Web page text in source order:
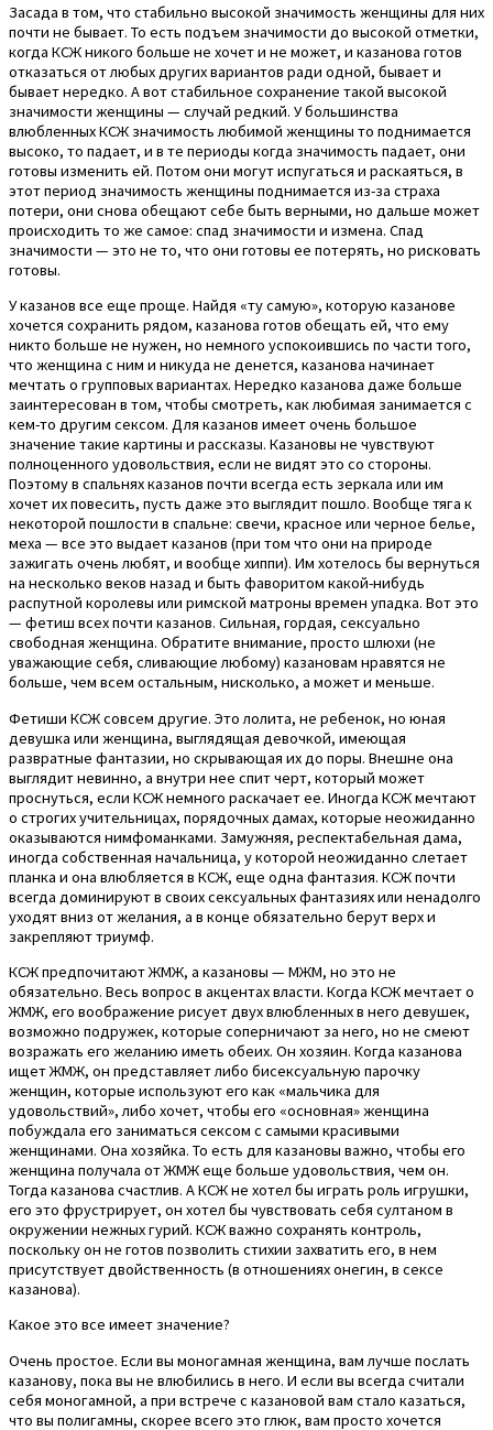
Засада в том, что стабильно высокой значимость женщины для них
почти не бывает. То есть подъем значимости до высокой отметки,
когда КСЖ никого больше не хочет и не может, и казанова готов
отказаться от любых других вариантов ради одной, бывает и
бывает нередко. А вот стабильное сохранение такой высокой
значимости женщины — случай редкий. У большинства
влюбленных КСЖ значимость любимой женщины то поднимается
высоко, то падает, и в те периоды когда значимость падает, они
готовы изменить ей. Потом они могут испугаться и раскаяться, в
этот период значимость женщины поднимается из-за страха
потери, они снова обещают себе быть верными, но дальше может
происходить то же самое: спад значимости и измена. Спад
значимости — это не то, что они готовы ее потерять, но рисковать
готовы.
У казанов все еще проще. Найдя «ту самую», которую казанове
хочется сохранить рядом, казанова готов обещать ей, что ему
никто больше не нужен, но немного успокоившись по части того,
что женщина с ним и никуда не денется, казанова начинает
мечтать о групповых вариантах. Нередко казанова даже больше
заинтересован в том, чтобы смотреть, как любимая занимается с
кем-то другим сексом. Для казанов имеет очень большое
значение такие картины и рассказы. Казановы не чувствуют
полноценного удовольствия, если не видят это со стороны.
Поэтому в спальнях казанов почти всегда есть зеркала или им
хочет их повесить, пусть даже это выглядит пошло. Вообще тяга к
некоторой пошлости в спальне: свечи, красное или черное белье,
меха — все это выдает казанов (при том что они на природе
зажигать очень любят, и вообще хиппи). Им хотелось бы вернуться
на несколько веков назад и быть фаворитом какой-нибудь
распутной королевы или римской матроны времен упадка. Вот это
— фетиш всех почти казанов. Сильная, гордая, сексуально
свободная женщина. Обратите внимание, просто шлюхи (не
уважающие себя, сливающие любому) казановам нравятся не
больше, чем всем остальным, нисколько, а может и меньше.
Фетиши КСЖ совсем другие. Это лолита, не ребенок, но юная
девушка или женщина, выглядящая девочкой, имеющая
развратные фантазии, но скрывающая их до поры. Внешне она
выглядит невинно, а внутри нее спит черт, который может
проснуться, если КСЖ немного раскачает ее. Иногда КСЖ мечтают
о строгих учительницах, порядочных дамах, которые неожиданно
оказываются нимфоманками. Замужняя, респектабельная дама,
иногда собственная начальница, у которой неожиданно слетает
планка и она влюбляется в КСЖ, еще одна фантазия. КСЖ почти
всегда доминируют в своих сексуальных фантазиях или ненадолго
уходят вниз от желания, а в конце обязательно берут верх и
закрепляют триумф.
КСЖ предпочитают ЖМЖ, а казановы — МЖМ, но это не
обязательно. Весь вопрос в акцентах власти. Когда КСЖ мечтает о
ЖМЖ, его воображение рисует двух влюбленных в него девушек,
возможно подружек, которые соперничают за него, но не смеют
возражать его желанию иметь обеих. Он хозяин. Когда казанова
ищет ЖМЖ, он представляет либо бисексуальную парочку
женщин, которые используют его как «мальчика для
удовольствий», либо хочет, чтобы его «основная» женщина
побуждала его заниматься сексом с самыми красивыми
женщинами. Она хозяйка. То есть для казановы важно, чтобы его
женщина получала от ЖМЖ еще больше удовольствия, чем он.
Тогда казанова счастлив. А КСЖ не хотел бы играть роль игрушки,
его это фрустрирует, он хотел бы чувствовать себя султаном в
окружении нежных гурий. КСЖ важно сохранять контроль,
поскольку он не готов позволить стихии захватить его, в нем
присутствует двойственность (в отношениях онегин, в сексе
казанова).
Какое это все имеет значение?
Очень простое. Если вы моногамная женщина, вам лучше послать
казанову, пока вы не влюбились в него. И если вы всегда считали
себя моногамной, а при встрече с казановой вам стало казаться,
что вы полигамны, скорее всего это глюк, вам просто хочется